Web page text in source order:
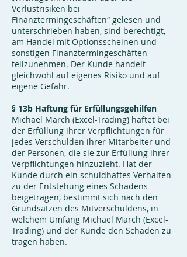
Verlustrisiken bei
Finanztermingeschäften“ gelesen und
unterschrieben haben, sind berechtigt,
am Handel mit Optionsscheinen und
sonstigen Finanztermingeschäften
teilzunehmen. Der Kunde handelt
gleichwohl auf eigenes Risiko und auf
eigene Gefahr.
§ 13b Haftung für Erfüllungsgehilfen
Michael March (Excel-Trading) haftet bei
der Erfüllung ihrer Verpflichtungen für
jedes Verschulden ihrer Mitarbeiter und
der Personen, die sie zur Erfüllung ihrer
Verpflichtungen hinzuzieht. Hat der
Kunde durch ein schuldhaftes Verhalten
zu der Entstehung eines Schadens
beigetragen, bestimmt sich nach den
Grundsätzen des Mitverschuldens, in
welchem Umfang Michael March (Excel-
Trading) und der Kunde den Schaden zu
tragen haben.